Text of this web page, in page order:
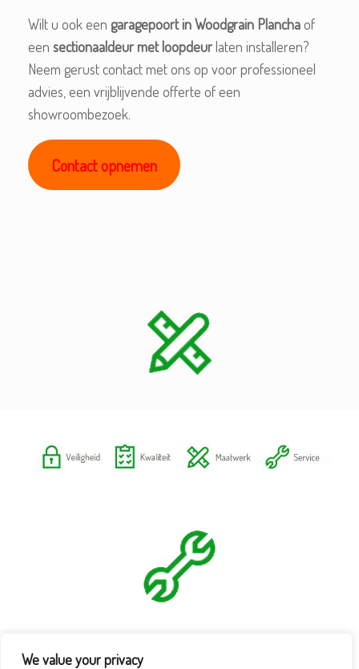
We value your privacy
Wilt u ook een garagepoort in Woodgrain Planchaof
een sectionaaldeur met loopdeurlaten installeren?
Neem gerust contact met ons op voor professioneel
advies, een vrijblijvende offerte of een
showroombezoek.
Contact opnemen